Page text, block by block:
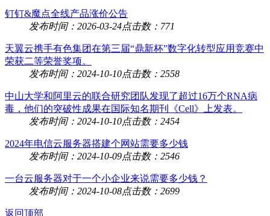
钉钉&魔点全线产品涨价公告
发布时间：2026-03-24点击数：771
天翼云携手有色集团在第三届“鼎新杯”数字化转型应用竞赛中
荣获二等荣誉奖项。
发布时间：2024-10-10点击数：2558
中山大学和阿里云的联合研究团队发现了超过16万个RNA病
毒，他们的突破性成果在国际知名期刊《Cell》上发表。
发布时间：2024-10-10点击数：2454
2024年电信云服务器搭建个网站需要多少钱
发布时间：2024-10-09点击数：2546
一台云服务器对于一个小企业来说需要多少钱？
发布时间：2024-10-08点击数：2699
返回顶部